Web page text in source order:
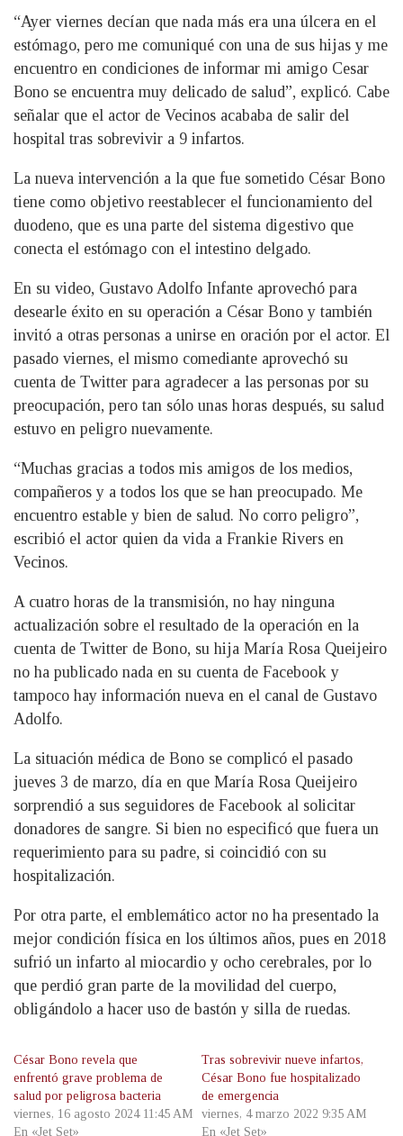
“Ayer viernes decían que nada más era una úlcera en el
estómago, pero me comuniqué con una de sus hijas y me
encuentro en condiciones de informar mi amigo Cesar
Bono se encuentra muy delicado de salud”, explicó. Cabe
señalar que el actor de Vecinos acababa de salir del
hospital tras sobrevivir a 9 infartos.
La nueva intervención a la que fue sometido César Bono
tiene como objetivo reestablecer el funcionamiento del
duodeno, que es una parte del sistema digestivo que
conecta el estómago con el intestino delgado.
En su video, Gustavo Adolfo Infante aprovechó para
desearle éxito en su operación a César Bono y también
invitó a otras personas a unirse en oración por el actor. El
pasado viernes, el mismo comediante aprovechó su
cuenta de Twitter para agradecer a las personas por su
preocupación, pero tan sólo unas horas después, su salud
estuvo en peligro nuevamente.
“Muchas gracias a todos mis amigos de los medios,
compañeros y a todos los que se han preocupado. Me
encuentro estable y bien de salud. No corro peligro”,
escribió el actor quien da vida a Frankie Rivers en
Vecinos.
A cuatro horas de la transmisión, no hay ninguna
actualización sobre el resultado de la operación en la
cuenta de Twitter de Bono, su hija María Rosa Queijeiro
no ha publicado nada en su cuenta de Facebook y
tampoco hay información nueva en el canal de Gustavo
Adolfo.
La situación médica de Bono se complicó el pasado
jueves 3 de marzo, día en que María Rosa Queijeiro
sorprendió a sus seguidores de Facebook al solicitar
donadores de sangre. Si bien no especificó que fuera un
requerimiento para su padre, si coincidió con su
hospitalización.
Por otra parte, el emblemático actor no ha presentado la
mejor condición física en los últimos años, pues en 2018
sufrió un infarto al miocardio y ocho cerebrales, por lo
que perdió gran parte de la movilidad del cuerpo,
obligándolo a hacer uso de bastón y silla de ruedas.
César Bono revela que
enfrentó grave problema de
salud por peligrosa bacteria
viernes, 16 agosto 2024 11:45 AM
En «Jet Set»
Tras sobrevivir nueve infartos,
César Bono fue hospitalizado
de emergencia
viernes, 4 marzo 2022 9:35 AM
En «Jet Set»